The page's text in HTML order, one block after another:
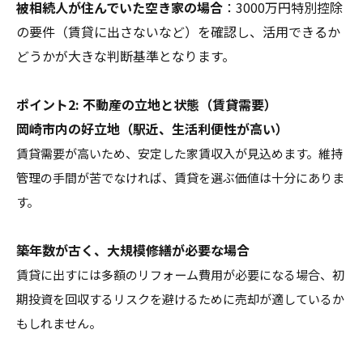
被相続人が住んでいた空き家の場合 ：3000万円特別控除
の要件（賃貸に出さないなど）を確認し、活用できるか
どうかが大きな判断基準となります。
ポイント2: 不動産の立地と状態（賃貸需要）
岡崎市内の好立地（駅近、生活利便性が高い）
賃貸需要が高いため、安定した家賃収入が見込めます。維持
管理の手間が苦でなければ、賃貸を選ぶ価値は十分にありま
す。
築年数が古く、大規模修繕が必要な場合
賃貸に出すには多額のリフォーム費用が必要になる場合、初
期投資を回収するリスクを避けるために売却が適しているか
もしれません。